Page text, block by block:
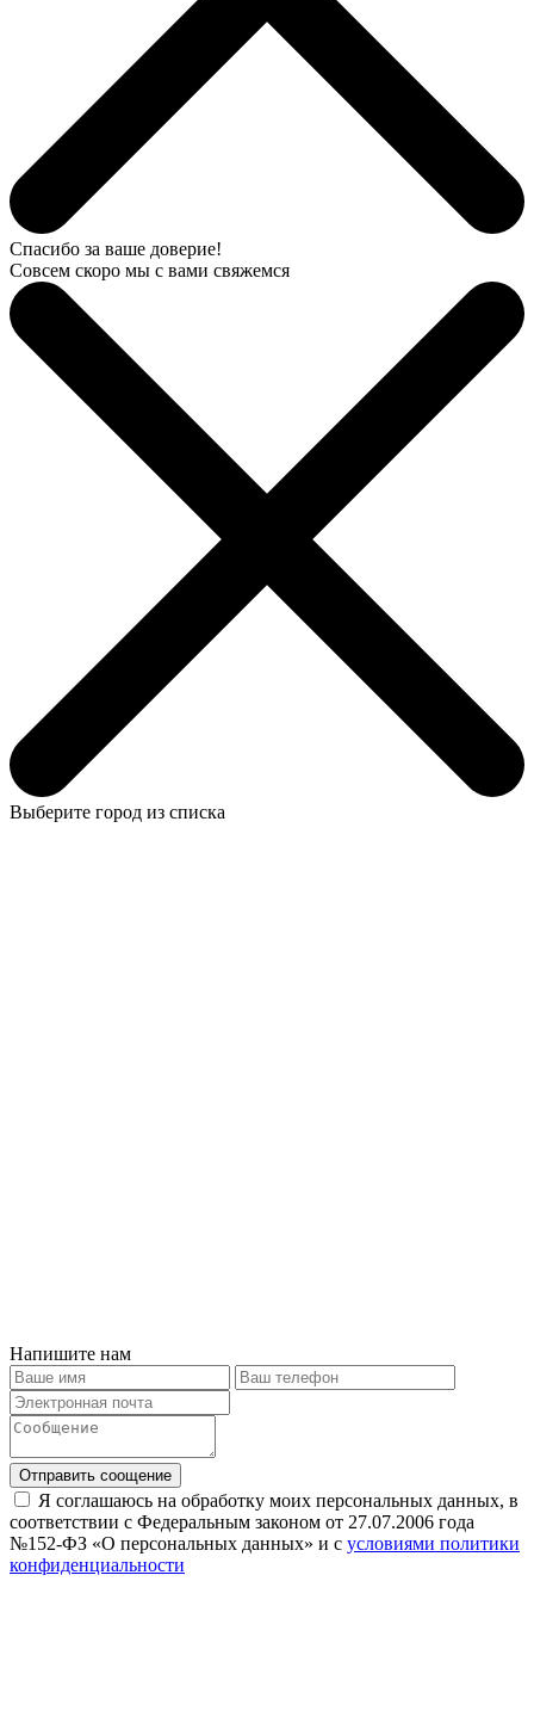
Спасибо за ваше доверие!
Совсем скоро мы с вами свяжемся
Выберите город из списка
Напишите нам
Отправить соощение
Я соглашаюсь на обработку моих персональных данных, в
соответствии с Федеральным законом от 27.07.2006 года
№152-ФЗ «О персональных данных» и с условиями политики
конфиденциальности